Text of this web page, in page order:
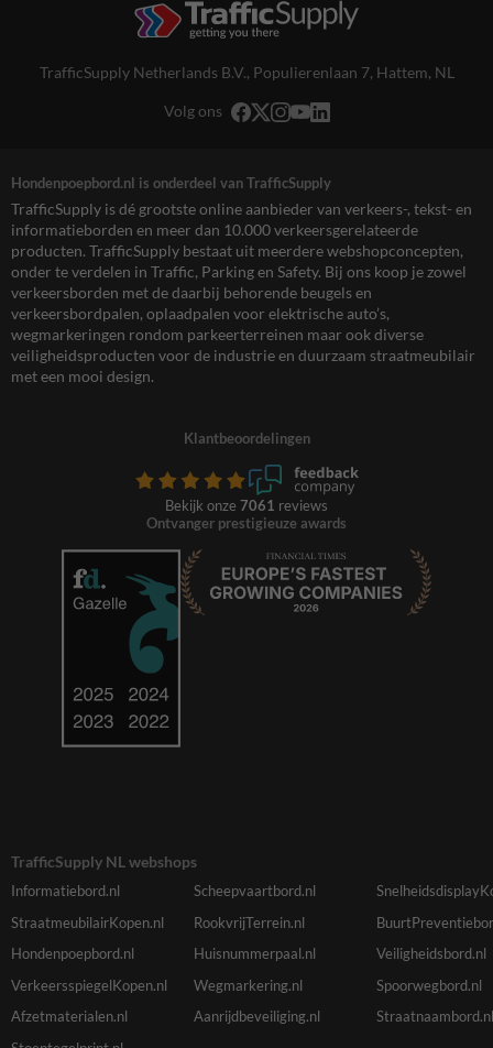
TrafficSupply Netherlands B.V., Populierenlaan 7, Hattem, NL
Volg ons
Hondenpoepbord.nl is onderdeel van TrafficSupply
TrafficSupply is dé grootste online aanbieder van verkeers-, tekst- en
informatieborden en meer dan 10.000 verkeersgerelateerde
producten. TrafficSupply bestaat uit meerdere webshopconcepten,
onder te verdelen in Traffic, Parking en Safety. Bij ons koop je zowel
verkeersborden met de daarbij behorende beugels en
verkeersbordpalen, oplaadpalen voor elektrische auto’s,
wegmarkeringen rondom parkeerterreinen maar ook diverse
veiligheidsproducten voor de industrie en duurzaam straatmeubilair
met een mooi design.
Klantbeoordelingen
Bekijk onze 7061 reviews
Ontvanger prestigieuze awards
TrafficSupply NL webshops
Informatiebord.nl Scheepvaartbord.nl
StraatmeubilairKopen.nl
RookvrijTerrein.nl
Hondenpoepbord.nl
Huisnummerpaal.nl
Veiligheidsbord.nl
VerkeersspiegelKopen.nl
Wegmarkering.nl
Spoorwegbord.nl
Afzetmaterialen.nl
Aanrijdbeveiliging.nl
Straatnaambord.nl